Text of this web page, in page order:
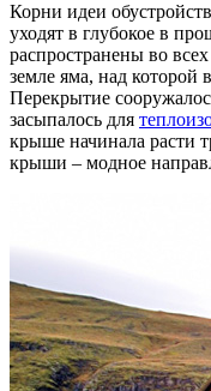
Корни идеи
уходят в глубокое в
распространены во
земле яма, над которой
Перекрытие
засыпалось для
крыше начинала расти
крыши – модное